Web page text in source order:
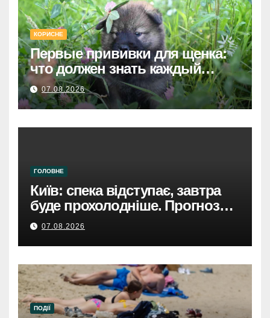
КОРИСНЕ
Первые прививки для щенка:
что должен знать каждый
хозяин
07.08.2026
ГОЛОВНЕ
Київ: спека відступає, завтра
буде прохолодніше. Прогноз
погоди
07.08.2026
ПОДІЇ